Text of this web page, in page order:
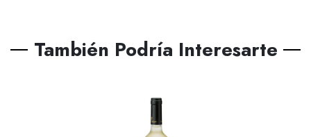
También Podría Interesarte